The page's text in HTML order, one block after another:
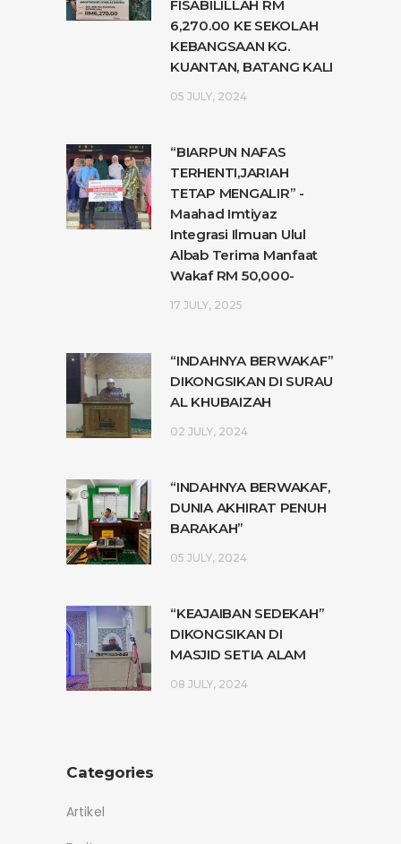
FISABILILLAH RM
6,270.00 KE SEKOLAH
KEBANGSAAN KG.
KUANTAN, BATANG KALI
05 JULY, 2024
“BIARPUN NAFAS
TERHENTI,JARIAH
TETAP MENGALIR” -
Maahad Imtiyaz
Integrasi Ilmuan Ulul
Albab Terima Manfaat
Wakaf RM 50,000-
17 JULY, 2025
“INDAHNYA BERWAKAF”
DIKONGSIKAN DI SURAU
AL KHUBAIZAH
02 JULY, 2024
“INDAHNYA BERWAKAF,
DUNIA AKHIRAT PENUH
BARAKAH”
05 JULY, 2024
“KEAJAIBAN SEDEKAH”
DIKONGSIKAN DI
MASJID SETIA ALAM
08 JULY, 2024
Categories
Artikel